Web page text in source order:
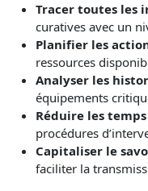
Tracer toutes les
curatives avec un
Planifier les
ressources
Analyser les
équipements
Réduire les temps
procédures
Capitaliser le
faciliter la